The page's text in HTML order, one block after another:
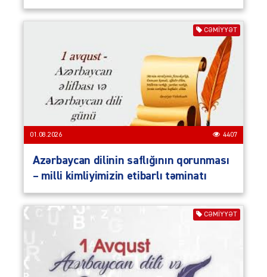
CƏMIYYƏT
01.08.2026 4407
Azərbaycan dilinin saflığının qorunması
– milli kimliyimizin etibarlı təminatı
CƏMIYYƏT